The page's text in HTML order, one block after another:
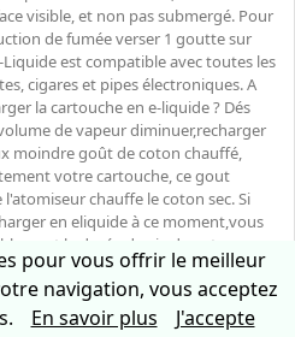
visible, et non pas submergé. Pour
de fumée verser 1 goutte sur
est compatible avec toutes les
cigares et pipes électroniques. A
la cartouche en e-liquide ? Dés
de vapeur diminuer,recharger
moindre goût de coton chauffé,
votre cartouche, ce gout
chauffe le coton sec. Si
en eliquide à ce moment,vous
la durée de vie de votre
d'hygiène, changer régulièrement
préconisé : tous les 3 à 5
DU PRODUIT
pour vous offrir le meilleur
navigation, vous acceptez
En savoir plus J'accepte